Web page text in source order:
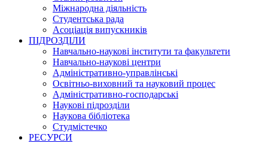
Міжнародна діяльність
Студентська рада
Асоціація випускників
ПІДРОЗДІЛИ
Навчально-наукові інститути та факультети
Навчально-наукові центри
Адміністративно-управлінські
Освітньо-виховний та науковий процес
Адміністративно-господарські
Наукові підрозділи
Наукова бібліотека
Студмістечко
РЕСУРСИ